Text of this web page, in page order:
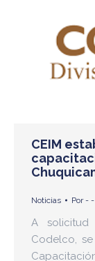
CEIM
Noticias Por- -
A solicitud
Codelco,